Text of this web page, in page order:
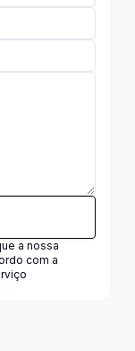
a nossa
com a